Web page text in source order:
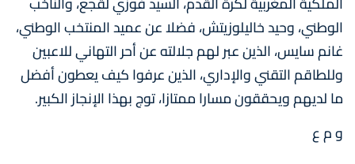
الوطني، وحيد خاليلوزيتش، فضلا عن عميد المنتخب الوطني،
غانم سايس، الذين عبر لهم جلالته عن أحر التهاني للاعبين
وللطاقم التقني والإداري، الذين عرفوا كيف يعطون أفضل
ما لديهم ويحققون مسارا ممتازا، توج بهذا الإنجاز الكبير.
و م ع